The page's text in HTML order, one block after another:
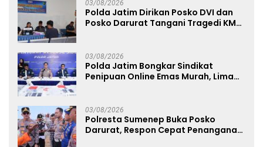
03/08/2026
Polda Jatim Dirikan Posko DVI dan
Posko Darurat Tangani Tragedi KMP
03/08/2026
Polda Jatim Bongkar Sindikat
Penipuan Online Emas Murah, Lima
03/08/2026
Polresta Sumenep Buka Posko
Darurat, Respon Cepat Penanganan